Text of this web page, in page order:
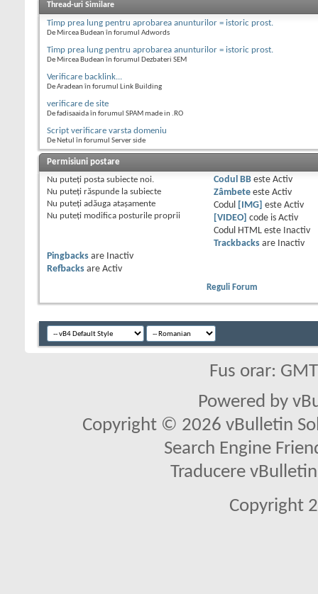
Thread-uri Similare
Timp prea lung pentru aprobarea anunturilor = istoric prost.
De Mircea Budean în forumul Adwords
Timp prea lung pentru aprobarea anunturilor = istoric prost.
De Mircea Budean în forumul Dezbateri SEM
Verificare backlink...
De Aradean în forumul Link Building
verificare de site
De fadisaaida în forumul SPAM made in .RO
Script verificare varsta domeniu
De Netul în forumul Server side
Permisiuni postare
Nu puteţi posta subiecte noi.
Nu puteţi răspunde la subiecte
Nu puteţi adăuga ataşamente
Nu puteţi modifica posturile proprii
Codul BBeste Activ
Zâmbeteeste Activ
Codul
[IMG] este Activ
[VIDEO]
code is Activ
Codul HTML este
Inactiv
Trackbacksare
Inactiv
Pingbacks are
Inactiv
Refbacks are Activ
Reguli Forum
Fus orar:
Powered by
Copyright © 2026 vBulletin
Search Engine
Traducere
Copyright